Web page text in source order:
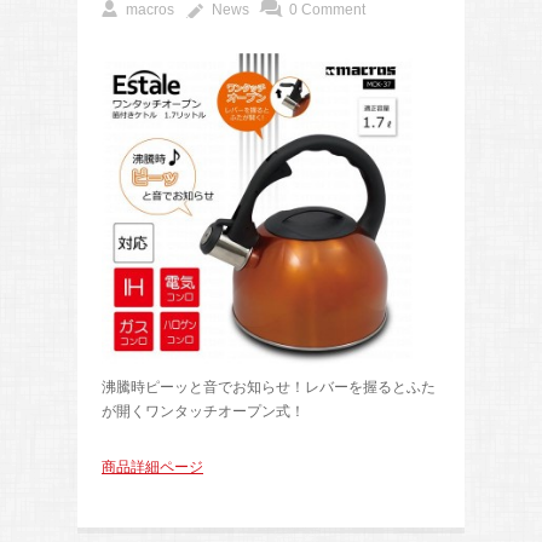
macros News 0 Comment
沸騰時ピーッと音でお知らせ！レバーを握るとふた
が開くワンタッチオープン式！
商品詳細ページ